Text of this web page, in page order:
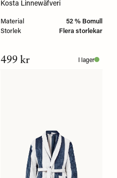
Kosta Linnewäfveri
Material
52 % Bomull
Storlek
Flera storlekar
499 kr I lager